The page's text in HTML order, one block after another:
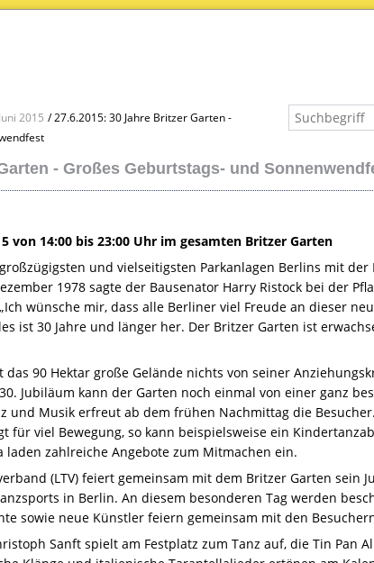
Juni 2015
27.6.2015: 30 Jahre Britzer Garten -
- Großes Geburtstags- und
von 14:00 bis 23:00 Uhr im gesamten Britzer Garten
und vielseitigsten Parkanlagen Berlins mit
1978 sagte der Bausenator Harry Ristock bei der
wünsche mir, dass alle Berliner viel Freude an dieser
ist 30 Jahre und länger her. Der Britzer Garten ist
das 90 Hektar große Gelände nichts von seiner
Jubiläum kann der Garten noch einmal von einer ganz
und Musik erfreut ab dem frühen Nachmittag die
für viel Bewegung, so kann beispielsweise ein
laden zahlreiche Angebote zum Mitmachen ein.
(LTV) feiert gemeinsam mit dem Britzer Garten sein
in Berlin. An diesem besonderen Tag werden
sowie neue Künstler feiern gemeinsam mit den
Sanft spielt am Festplatz zum Tanz auf, die Tin Pan